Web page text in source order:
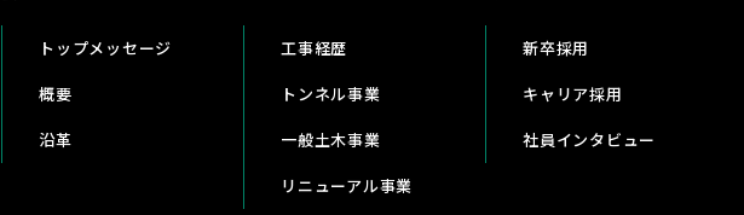
トップメッセージ
概要
沿革
工事経歴
トンネル事業
一般土木事業
リニューアル事業
新卒採用
キャリア採用
社員インタビュー